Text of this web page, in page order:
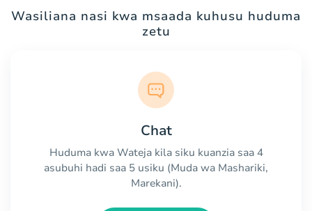
Wasiliana nasi kwa msaada kuhusu huduma
zetu
Chat
Huduma kwa Wateja kila siku kuanzia saa 4
asubuhi hadi saa 5 usiku (Muda wa Mashariki,
Marekani).